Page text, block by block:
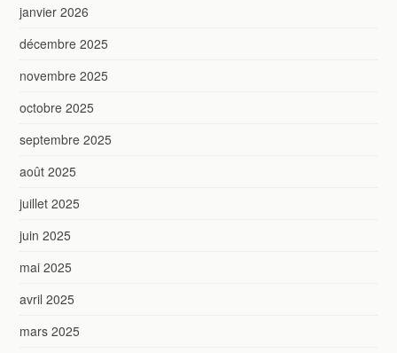
janvier 2026
décembre 2025
novembre 2025
octobre 2025
septembre 2025
août 2025
juillet 2025
juin 2025
mai 2025
avril 2025
mars 2025